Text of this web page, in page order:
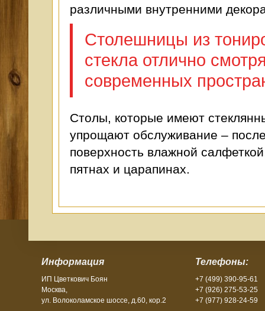
различными внутренними
Столешницы из
стекла отлично
современных
Столы, которые имеют
упрощают обслуживание –
поверхность влажной
пятнах и царапинах.
Информация
ИП Цветкович Боян
Москва,
ул. Волоколамское шоссе, д.60, кор.2
Телефоны:
+7 (499) 390-95-61
+7 (926) 275-53-25
+7 (977) 928-24-59